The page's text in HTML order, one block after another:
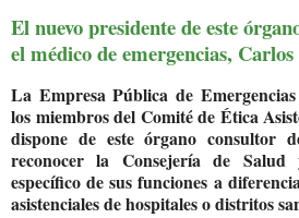
El nuevo presidente de este
el médico de emergencias,
La Empresa Pública de
los miembros del Comité de Ética
dispone de este órgano consultor
reconocer la Consejería de
específico de sus funciones a
asistenciales de hospitales o distritos